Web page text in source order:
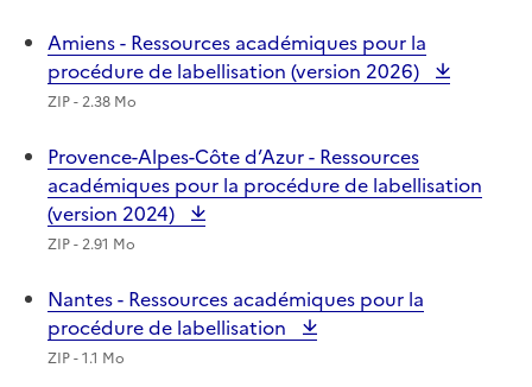
Amiens - Ressources académiques pour la
procédure de labellisation (version 2026)
ZIP - 2.38 Mo
Provence-Alpes-Côte d’Azur - Ressources
académiques pour la procédure de labellisation
(version 2024)
ZIP - 2.91 Mo
Nantes - Ressources académiques pour la
procédure de labellisation
ZIP - 1.1 Mo